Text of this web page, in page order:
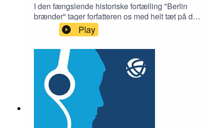
I den fængslende historiske fortælling "Berlin
brænder" tager forfatteren os med helt tæt på de
voldsomme bombardementer af den tyske
hovedstad under 2. verdenskrig. Gennem danske
journalisters og diplomaters øjenvidneskildringer
får vi et unikt indblik i de rædsler, berlinerne
oplevede, og de ekstremt vanskelige vilkår,
danskerne arbejdede under. Læse mere om
forfatteren her:
https://forfatterweb.dk/oversigt/buk-swienty-
tomInterviewer og redaktør: Ib Helles Olesen
Play